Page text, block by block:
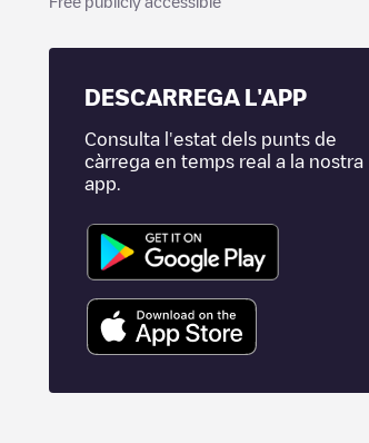
DESCARREGA L'APP
Consulta l'estat dels punts de
càrrega en temps real a la nostra
app.